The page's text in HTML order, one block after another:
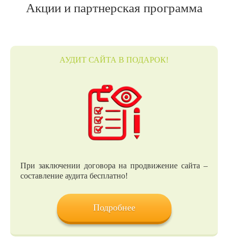
Акции и партнерская программа
АУДИТ САЙТА В ПОДАРОК!
При заключении договора на продвижение сайта –
составление аудита бесплатно!
Подробнее